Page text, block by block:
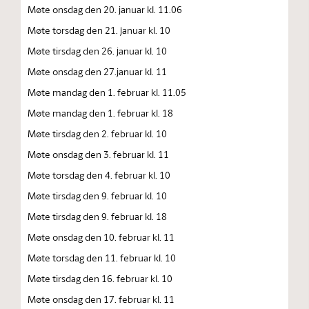
Møte onsdag den 20. januar kl. 11.06
Møte torsdag den 21. januar kl. 10
Møte tirsdag den 26. januar kl. 10
Møte onsdag den 27.januar kl. 11
Møte mandag den 1. februar kl. 11.05
Møte mandag den 1. februar kl. 18
Møte tirsdag den 2. februar kl. 10
Møte onsdag den 3. februar kl. 11
Møte torsdag den 4. februar kl. 10
Møte tirsdag den 9. februar kl. 10
Møte tirsdag den 9. februar kl. 18
Møte onsdag den 10. februar kl. 11
Møte torsdag den 11. februar kl. 10
Møte tirsdag den 16. februar kl. 10
Møte onsdag den 17. februar kl. 11